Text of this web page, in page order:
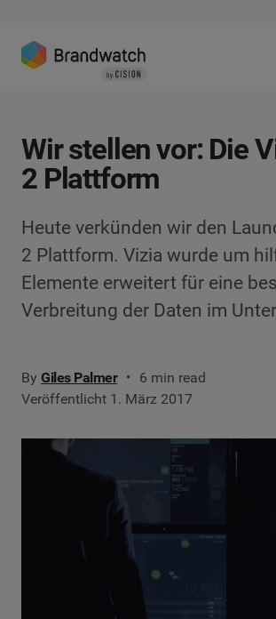
Wir stellen vor: Die
2 Plattform
Heute verkünden wir den
2 Plattform. Vizia wurde um
Elemente erweitert für eine
Verbreitung der Daten im
By Giles Palmer
6 min read
Veröffentlicht 1. März 2017